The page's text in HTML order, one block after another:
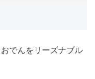
でんをリーズナブル